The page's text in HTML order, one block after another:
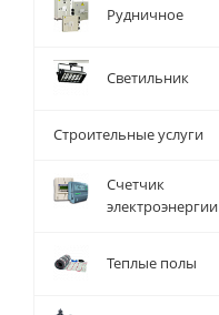
Рудничное
Светильник
Строительные услуги
Счетчик
электроэнергии
Теплые полы